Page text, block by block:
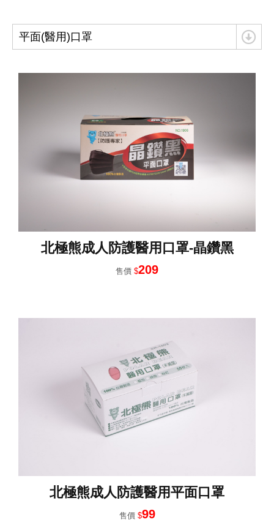
平面(醫用)口罩
北極熊成人防護醫用口罩-晶鑽黑
售價 $209
北極熊成人防護醫用平面口罩
售價 $99